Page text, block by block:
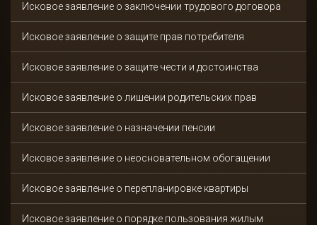
Исковое заявление о заключении трудового договора
Исковое заявление о защите прав потребителя
Исковое заявление о защите чести и достоинства
Исковое заявление о лишении родительских прав
Исковое заявление о назначении пенсии
Исковое заявление о неосновательном обогащении
Исковое заявление о перепланировке квартиры
Исковое заявление о порядке пользования жилым